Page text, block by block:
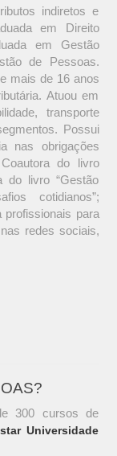
indiretos e
em Direito
em Gestão
de Pessoas.
mais de 16 anos
Atuou em
transporte
Possui
nas obrigações
do livro
do livro “Gestão
cotidianos”;
profissionais para
redes sociais,
300 cursos de
Universidade